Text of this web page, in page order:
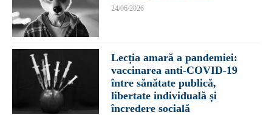
24/06/2026
Lecția amară a pandemiei:
vaccinarea anti-COVID-19
între sănătate publică,
libertate individuală și
încredere socială